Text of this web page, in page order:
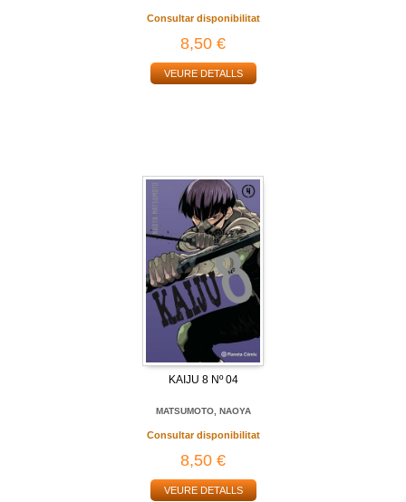
Consultar disponibilitat
8,50 €
VEURE DETALLS
KAIJU 8 Nº 04
MATSUMOTO, NAOYA
Consultar disponibilitat
8,50 €
VEURE DETALLS